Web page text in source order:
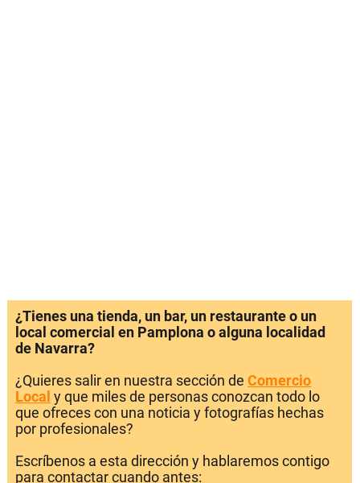
¿Tienes una tienda, un bar, un restaurante o un
local comercial en Pamplona o alguna localidad
de Navarra?
¿Quieres salir en nuestra sección de Comercio
Local y que miles de personas conozcan todo lo
que ofreces con una noticia y fotografías hechas
por profesionales?
Escríbenos a esta dirección y hablaremos contigo
para contactar cuando antes: